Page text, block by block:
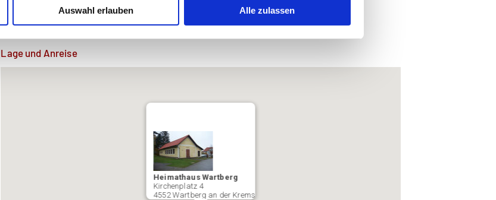
Auswahl erlauben Alle zulassen
> Tipp: Nützen Sie für die Anreise die öffentlichen Verkehrsmittel:OÖVV Routenplaner
Lage und Anreise
Heimathaus Wartberg
Kirchenplatz 4
4552 Wartberg an der Krems